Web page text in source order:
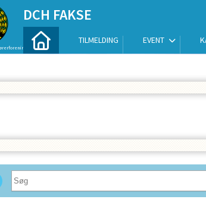
DCH FAKSE
TILMELDING EVENT